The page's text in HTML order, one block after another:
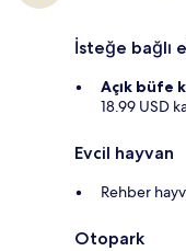
İsteğe bağlı
Açık büfe
18.99 USD
Evcil hayvan
Rehber
Otopark